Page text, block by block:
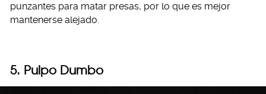
punzantes para matar presas, por lo que es mejor
mantenerse alejado.
5. Pulpo Dumbo